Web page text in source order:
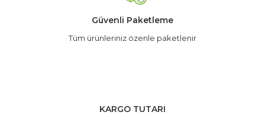
Güvenli Paketleme
Tüm ürünleriniz özenle paketlenir
KARGO TUTARI